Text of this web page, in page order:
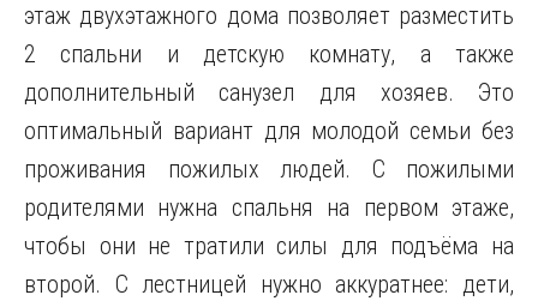
этаж двухэтажного дома позволяет разместить
2 спальни и детскую комнату, а также
дополнительный санузел для хозяев. Это
оптимальный вариант для молодой семьи без
проживания пожилых людей. С пожилыми
родителями нужна спальня на первом этаже,
чтобы они не тратили силы для подъёма на
второй. С лестницей нужно аккуратнее: дети,